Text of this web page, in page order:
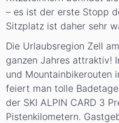
– es ist der erste Stopp
Sitzplatz ist daher sehr
Die Urlaubsregion Zell
ganzen Jahres attraktiv!
und Mountainbikerouten
feiert man tolle
der SKI ALPIN CARD 3
Pistenkilometern.